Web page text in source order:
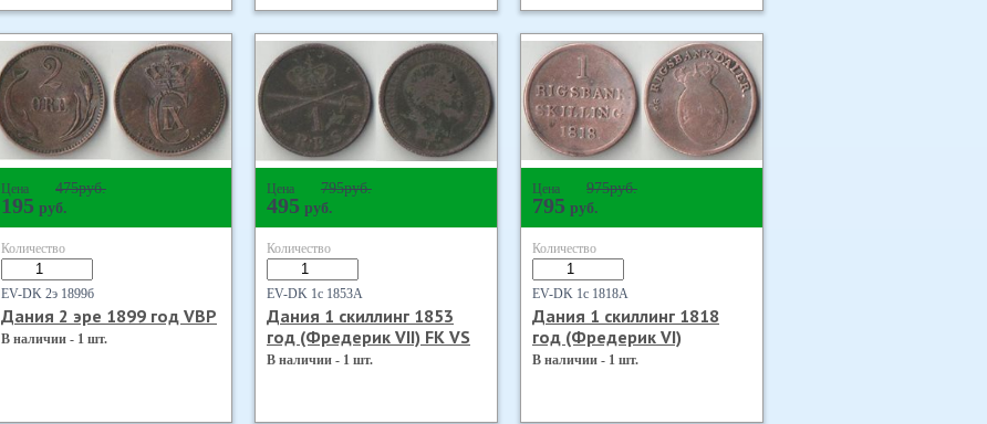
Цена 475руб.
195 руб.
Количество
EV-DK 2э 1899б
Дания 2 эре 1899 год VBP
В наличии - 1 шт.
Цена 795руб.
495 руб.
Количество
EV-DK 1с 1853А
Дания 1 скиллинг 1853
год (Фредерик VII) FK VS
В наличии - 1 шт.
Цена 975руб.
795 руб.
Количество
EV-DK 1с 1818А
Дания 1 скиллинг 1818
год (Фредерик VI)
В наличии - 1 шт.